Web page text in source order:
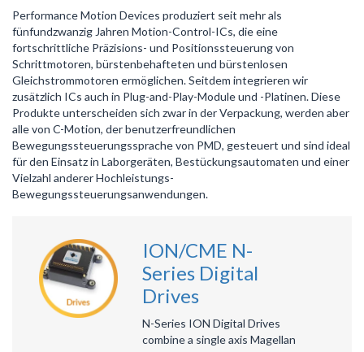
Performance Motion Devices produziert seit mehr als
fünfundzwanzig Jahren Motion-Control-ICs, die eine
fortschrittliche Präzisions- und Positionssteuerung von
Schrittmotoren, bürstenbehafteten und bürstenlosen
Gleichstrommotoren ermöglichen. Seitdem integrieren wir
zusätzlich ICs auch in Plug-and-Play-Module und -Platinen. Diese
Produkte unterscheiden sich zwar in der Verpackung, werden aber
alle von C-Motion, der benutzerfreundlichen
Bewegungssteuerungssprache von PMD, gesteuert und sind ideal
für den Einsatz in Laborgeräten, Bestückungsautomaten und einer
Vielzahl anderer Hochleistungs-
Bewegungssteuerungsanwendungen.
ION/CME N-
Series Digital
Drives
N-Series ION Digital Drives
combine a single axis Magellan